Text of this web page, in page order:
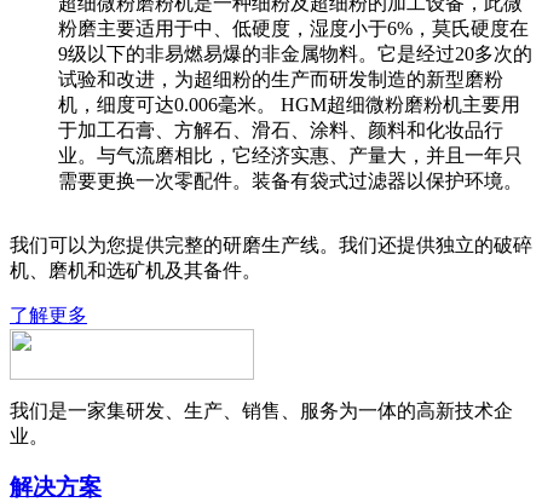
粉磨主要适用于中、低硬度，湿度小于6%，莫氏硬度在
9级以下的非易燃易爆的非金属物料。它是经过20多次的
试验和改进，为超细粉的生产而研发制造的新型磨粉
机，细度可达0.006毫米。 HGM超细微粉磨粉机主要用
于加工石膏、方解石、滑石、涂料、颜料和化妆品行
业。与气流磨相比，它经济实惠、产量大，并且一年只
需要更换一次零配件。装备有袋式过滤器以保护环境。
我们可以为您提供完整的研磨生产线。我们还提供独立的破碎
机、磨机和选矿机及其备件。
了解更多
我们是一家集研发、生产、销售、服务为一体的高新技术企
业。
解决方案